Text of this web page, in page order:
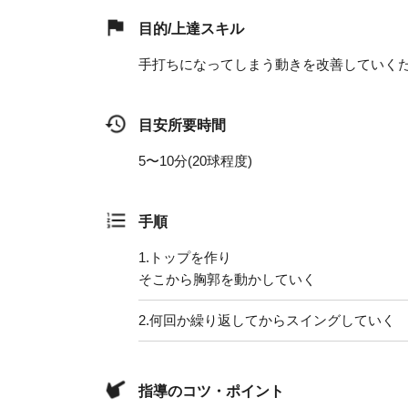
目的/上達スキル
手打ちになってしまう動きを改善していく
目安所要時間
5〜10分(20球程度)
手順
1. トップを作り
そこから胸郭を動かしていく
2.何回か繰り返してからスイングしていく
指導のコツ・ポイント